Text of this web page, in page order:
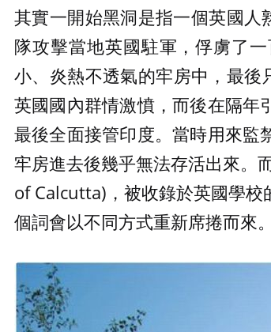
其實一開始黑洞是指一個英國
隊攻擊當地英國駐軍，俘虜了
小、炎熱不透氣的牢房中，最
英國國內群情激憤，而後在隔年
最後全面接管印度。當時用來監
牢房進去後幾乎無法存活出來。
of Calcutta)，被收錄於英國學
個詞會以不同方式重新席捲而來。